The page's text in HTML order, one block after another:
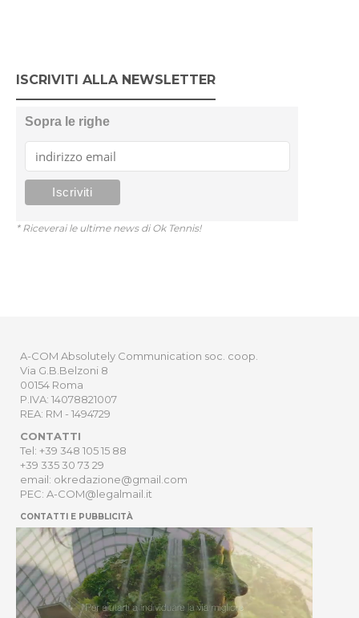
ISCRIVITI ALLA NEWSLETTER
Sopra le righe
* Riceverai le ultime news di Ok Tennis!
A-COM Absolutely Communication soc. coop.
Via G.B.Belzoni 8
00154 Roma
P.IVA: 14078821007
REA: RM - 1494729
CONTATTI
Tel: +39 348 105 15 88
+39 335 30 73 29
email: okredazione@gmail.com
PEC: A-COM@legalmail.it
CONTATTI E PUBBLICITÀ
HOME
NEWSLETTER
ORDER
PRIVACY POLICY